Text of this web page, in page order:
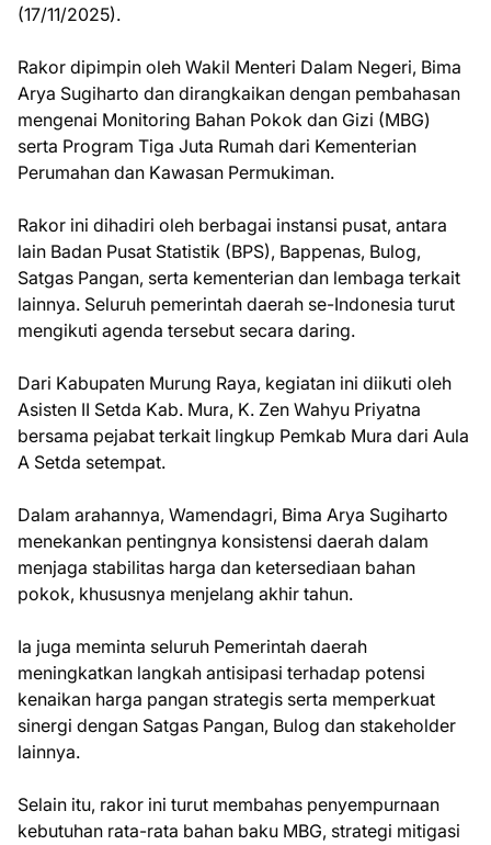
(17/11/2025).
Rakor dipimpin oleh Wakil Menteri Dalam Negeri, Bima
Arya Sugiharto dan dirangkaikan dengan pembahasan
mengenai Monitoring Bahan Pokok dan Gizi (MBG)
serta Program Tiga Juta Rumah dari Kementerian
Perumahan dan Kawasan Permukiman.
Rakor ini dihadiri oleh berbagai instansi pusat, antara
lain Badan Pusat Statistik (BPS), Bappenas, Bulog,
Satgas Pangan, serta kementerian dan lembaga terkait
lainnya. Seluruh pemerintah daerah se-Indonesia turut
mengikuti agenda tersebut secara daring.
Dari Kabupaten Murung Raya, kegiatan ini diikuti oleh
Asisten II Setda Kab. Mura, K. Zen Wahyu Priyatna
bersama pejabat terkait lingkup Pemkab Mura dari Aula
A Setda setempat.
Dalam arahannya, Wamendagri, Bima Arya Sugiharto
menekankan pentingnya konsistensi daerah dalam
menjaga stabilitas harga dan ketersediaan bahan
pokok, khususnya menjelang akhir tahun.
Ia juga meminta seluruh Pemerintah daerah
meningkatkan langkah antisipasi terhadap potensi
kenaikan harga pangan strategis serta memperkuat
sinergi dengan Satgas Pangan, Bulog dan stakeholder
lainnya.
Selain itu, rakor ini turut membahas penyempurnaan
kebutuhan rata-rata bahan baku MBG, strategi mitigasi